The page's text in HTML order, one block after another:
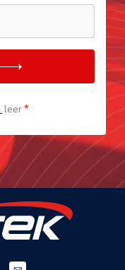
leer*